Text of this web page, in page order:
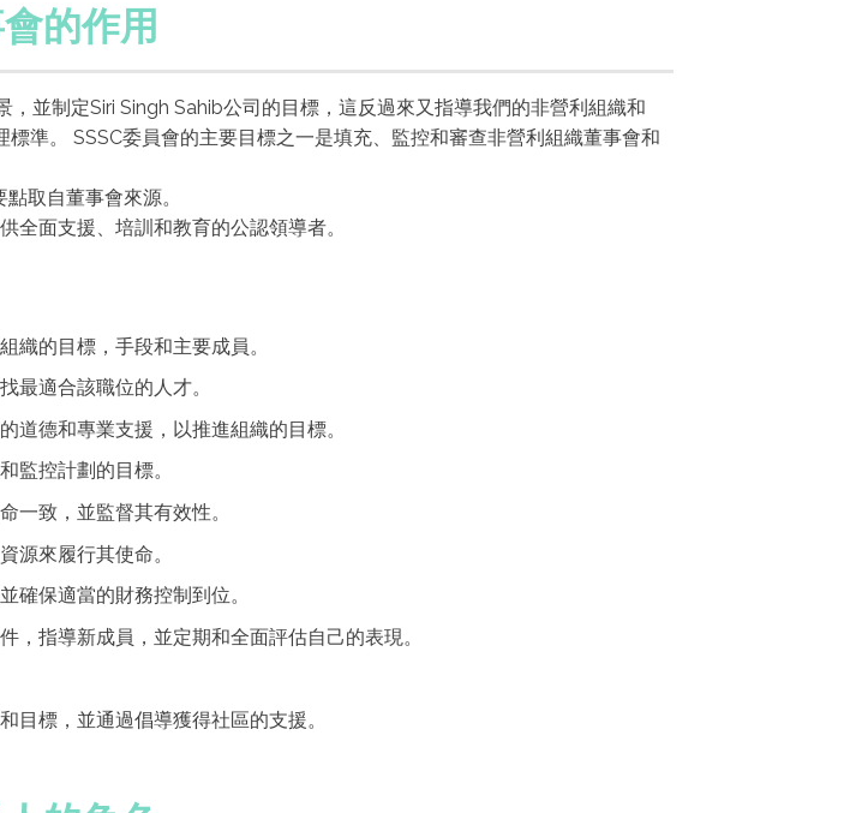
的作用
並制定Siri Singh Sahib公司的目標，這反過來又指導我們的非營利組織和
準。 SSSC委員會的主要目標之一是填充、監控和審查非營利組織董事會和
取自董事會來源。
全面支援、培訓和教育的公認領導者。
織的目標，手段和主要成員。
最適合該職位的人才。
道德和專業支援，以推進組織的目標。
監控計劃的目標。
一致，並監督其有效性。
源來履行其使命。
確保適當的財務控制到位。
，指導新成員，並定期和全面評估自己的表現。
目標，並通過倡導獲得社區的支援。